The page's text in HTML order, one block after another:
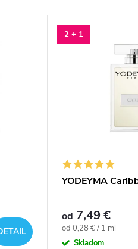
2 + 1
YODEYMA
od 7,49 €
Jednotková
cena:
od 0,28 € / 1 ml
Skladom